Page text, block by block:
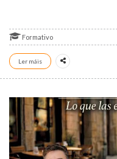
Formativo
Ler máis